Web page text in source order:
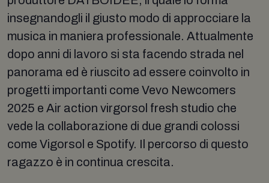
insegnandogli il giusto modo di approcciare la
musica in maniera professionale. Attualmente
dopo anni di lavoro si sta facendo strada nel
panorama ed è riuscito ad essere coinvolto in
progetti importanti come Vevo Newcomers
2025 e Air action virgorsol fresh studio che
vede la collaborazione di due grandi colossi
come Vigorsol e Spotify. Il percorso di questo
ragazzo è in continua crescita.